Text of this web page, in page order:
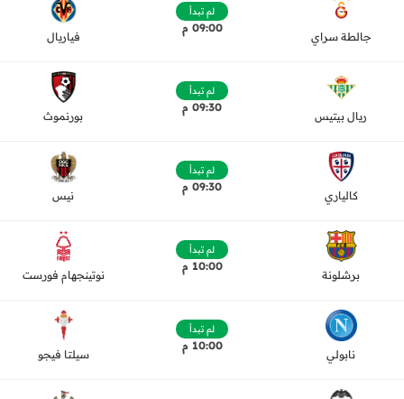
جالطة سراي
لم تبدأ
09:00 م
فياريال
ريال بيتيس
لم تبدأ
09:30 م
بورنموث
كالياري
لم تبدأ
09:30 م
نيس
برشلونة
لم تبدأ
10:00 م
نوتينجهام فورست
نابولي
لم تبدأ
10:00 م
سيلتا فيجو